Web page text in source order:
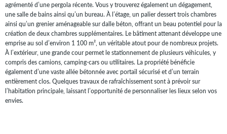
agrémenté d’une pergola récente. Vous y trouverez également un dégagement,
une salle de bains ainsi qu’un bureau. À l’étage, un palier dessert trois chambres
ainsi qu’un grenier aménageable sur dalle béton, offrant un beau potentiel pour la
création de deux chambres supplémentaires. Le bâtiment attenant développe une
emprise au sol d’environ 1 100 m², un véritable atout pour de nombreux projets.
À l’extérieur, une grande cour permet le stationnement de plusieurs véhicules, y
compris des camions, camping-cars ou utilitaires. La propriété bénéficie
également d’une vaste allée bétonnée avec portail sécurisé et d’un terrain
entièrement clos. Quelques travaux de rafraîchissement sont à prévoir sur
l’habitation principale, laissant l’opportunité de personnaliser les lieux selon vos
envies.